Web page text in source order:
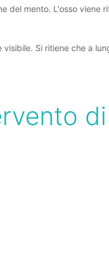
mento. L'osso viene
Si ritiene che a